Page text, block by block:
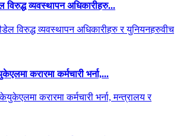
व्यवस्थापन अधिकारीहरु...
करारमा कर्मचारी भर्ना,...